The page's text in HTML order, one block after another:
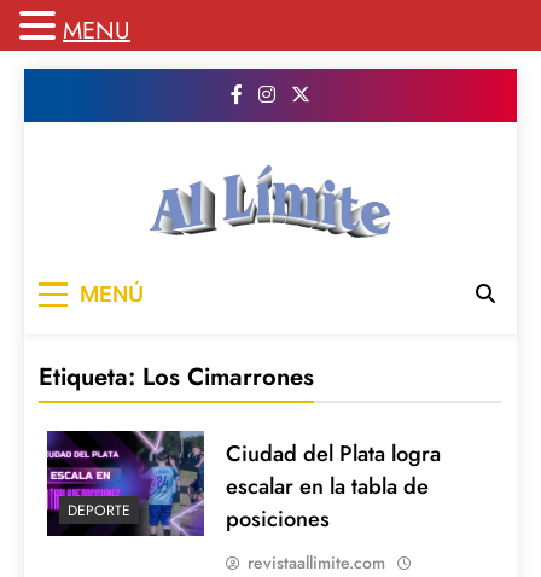
publicamos todo el contenido e informacion
MENÚ
Etiqueta: Los Cimarrones
DEPORTE
Ciudad del Plata logra
escalar en la tabla de
posiciones
revistaallimite.com
MENU